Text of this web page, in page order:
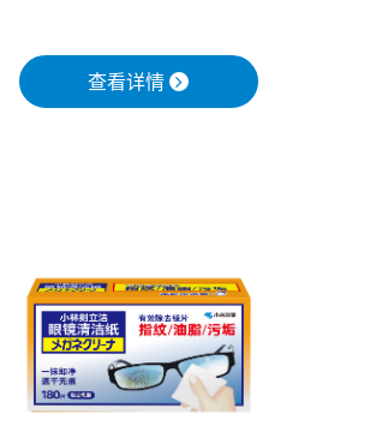
查看详情